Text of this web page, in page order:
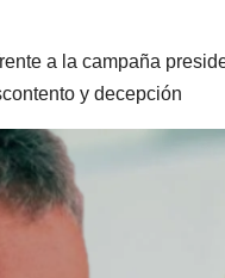
a la campaña
y decepción